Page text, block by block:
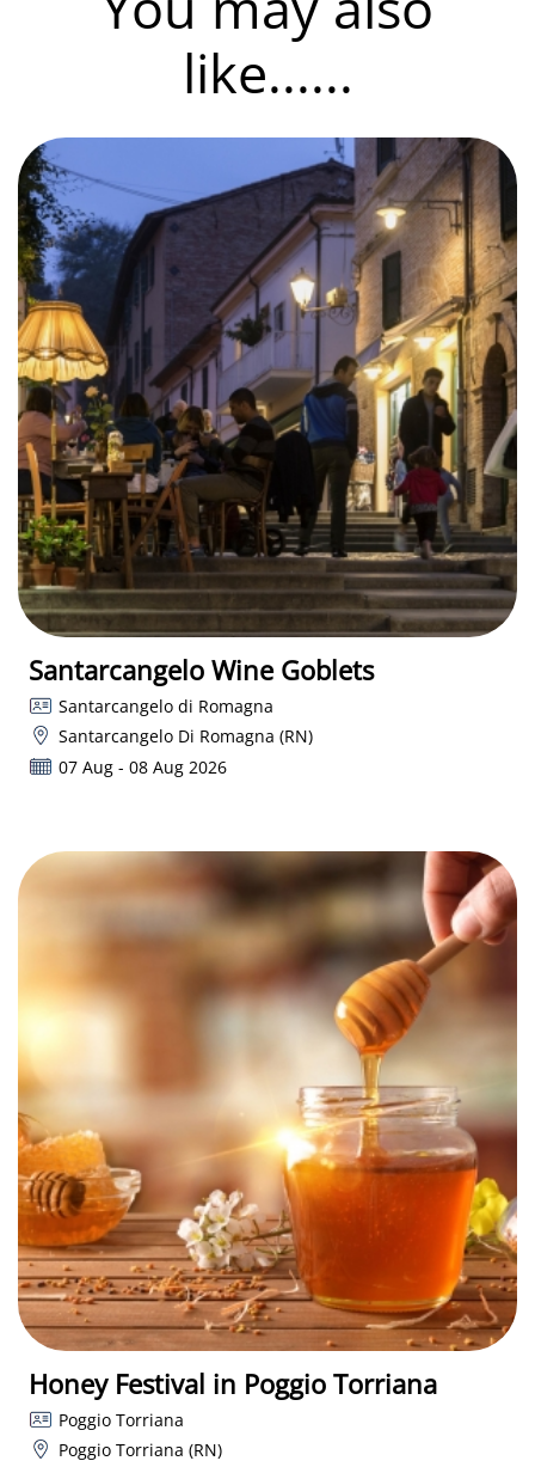
like......
Santarcangelo Wine Goblets
Santarcangelo di Romagna
Santarcangelo Di Romagna (RN)
07 Aug - 08 Aug 2026
Honey Festival in Poggio Torriana
Poggio Torriana
Poggio Torriana (RN)